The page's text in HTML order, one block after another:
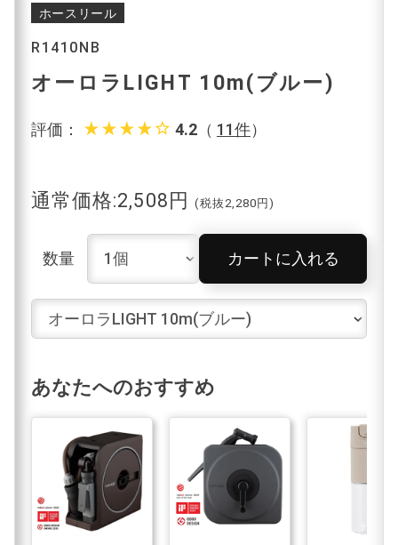
ホースリール
R1410NB
オーロラLIGHT 10m(ブルー)
評価： star_rate star_rate star_rate star_rate star_border 4.2（ 11件）
通常価格:2,508円 (税抜2,280円)
数量 カートに入れる
あなたへのおすすめ